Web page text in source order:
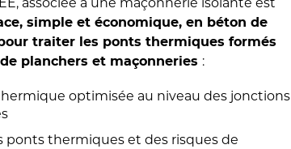
simple et économique, en béton de
traiter les ponts thermiques formés
planchers et maçonneries :
optimisée au niveau des jonctions
ponts thermiques et des risques de